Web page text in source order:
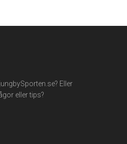
Eller
eller tips?